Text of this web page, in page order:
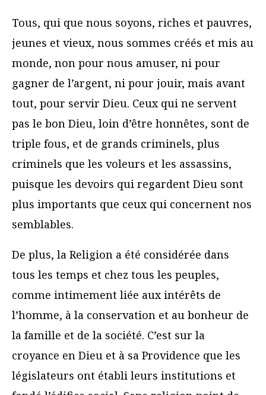
Tous, qui que nous soyons, riches et pauvres,
jeunes et vieux, nous sommes créés et mis au
monde, non pour nous amuser, ni pour
gagner de l’argent, ni pour jouir, mais avant
tout, pour servir Dieu. Ceux qui ne servent
pas le bon Dieu, loin d’être honnêtes, sont de
triple fous, et de grands criminels, plus
criminels que les voleurs et les assassins,
puisque les devoirs qui regardent Dieu sont
plus importants que ceux qui concernent nos
semblables.
De plus, la Religion a été considérée dans
tous les temps et chez tous les peuples,
comme intimement liée aux intérêts de
l’homme, à la conservation et au bonheur de
la famille et de la société. C’est sur la
croyance en Dieu et à sa Providence que les
législateurs ont établi leurs institutions et